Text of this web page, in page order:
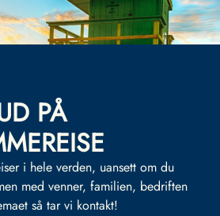
PÅ
i hele verden, uansett om du
med venner, familien, bedriften
så tar vi kontakt!